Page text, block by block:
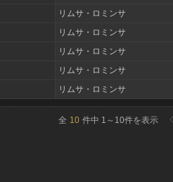
リムサ・ロミンサ
リムサ・ロミンサ
リムサ・ロミンサ
リムサ・ロミンサ
リムサ・ロミンサ
全 10 件中 1 ～ 10件を表示